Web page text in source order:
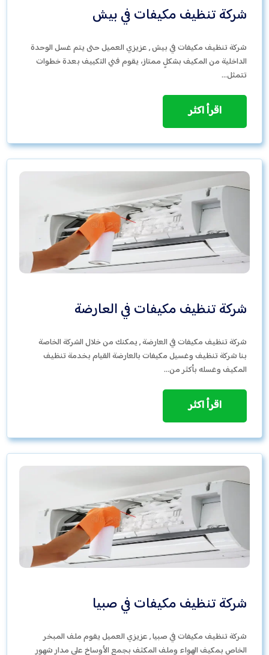
شركة تنظيف مكيفات في بيش
شركة تنظيف مكيفات في بيش , عزيزي العميل حتى يتم غسل الوحدة
الداخلية من المكيف بشكلٍ ممتاز، يقوم فني التكييف بعدة خطوات
تتمثل…
اقرأ اكثر
شركة تنظيف مكيفات في العارضة
شركة تنظيف مكيفات في العارضة , يمكنك من خلال الشركة الخاصة
بنا شركة تنظيف وغسيل مكيفات بالعارضة القيام بخدمة تنظيف
المكيف وغسله بأكثر من…
اقرأ اكثر
شركة تنظيف مكيفات في صبيا
شركة تنظيف مكيفات في صبيا , عزيزي العميل يقوم ملف المبخر
الخاص بمكيف الهواء وملف المكثف بجمع الأوساخ على مدار شهور